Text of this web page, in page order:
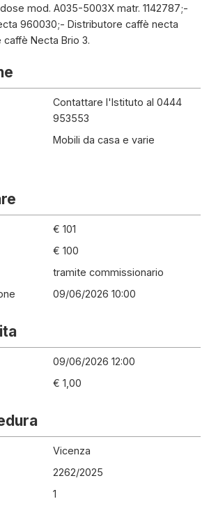
mod. A035-5003X matr. 1142787;-
960030;- Distributore caffè necta
Necta Brio 3.
Contattare l'Istituto al 0444
953553
Mobili da casa e varie
€ 101
€ 100
tramite commissionario
09/06/2026 10:00
09/06/2026 12:00
€ 1,00
Vicenza
2262/2025
1